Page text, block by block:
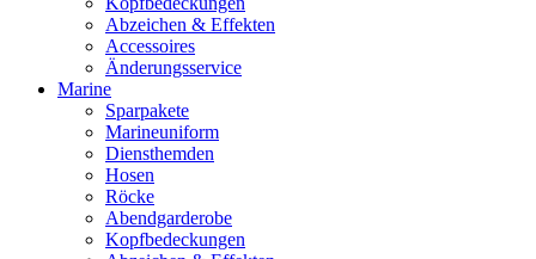
Abzeichen & Effekten
Accessoires
Änderungsservice
Marine
Sparpakete
Marineuniform
Diensthemden
Hosen
Röcke
Abendgarderobe
Kopfbedeckungen